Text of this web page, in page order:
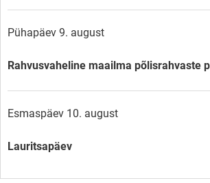
Pühapäev 9. august
Rahvusvaheline maailma põlisrahvaste
Esmaspäev 10. august
Lauritsapäev